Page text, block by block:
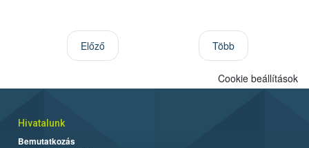
Előző Több
Cookie beállítások
Hivatalunk
Bemutatkozás